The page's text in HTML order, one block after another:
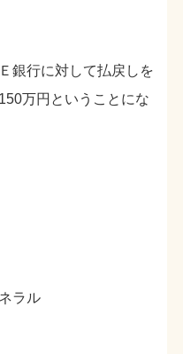
銀行に対して払戻しを
万円ということにな
ラル